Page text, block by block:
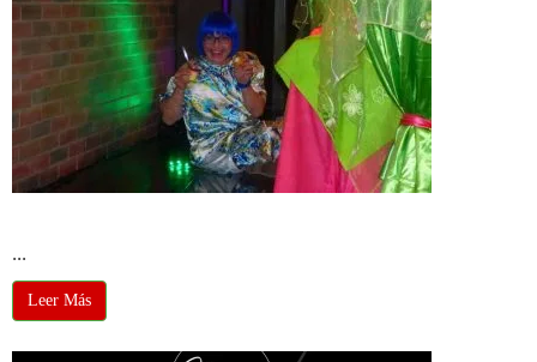
...
Leer Más